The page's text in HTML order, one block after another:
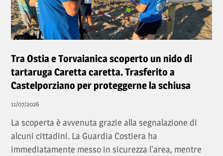
Tra Ostia e Torvaianica scoperto un nido di
tartaruga Caretta caretta. Trasferito a
Castelporziano per proteggerne la schiusa
11/07/2026
La scoperta è avvenuta grazie alla segnalazione di
alcuni cittadini. La Guardia Costiera ha
immediatamente messo in sicurezza l'area, mentre